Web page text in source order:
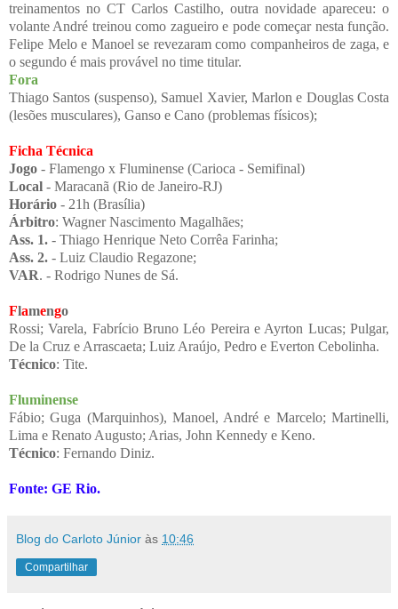
treinamentos no CT Carlos Castilho, outra novidade apareceu: o
volante André treinou como zagueiro e pode começar nesta função.
Felipe Melo e Manoel se revezaram como companheiros de zaga, e
o segundo é mais provável no time titular.
Fora
Thiago Santos (suspenso), Samuel Xavier, Marlon e Douglas Costa
(lesões musculares), Ganso e Cano (problemas físicos);
Ficha Técnica
Jogo - Flamengo x Fluminense (Carioca - Semifinal)
Local - Maracanã (Rio de Janeiro-RJ)
Horário - 21h (Brasília)
Árbitro: Wagner Nascimento Magalhães;
Ass. 1. - Thiago Henrique Neto Corrêa Farinha;
Ass. 2. - Luiz Claudio Regazone;
VAR. - Rodrigo Nunes de Sá.
Flamengo
Rossi; Varela, Fabrício Bruno Léo Pereira e Ayrton Lucas; Pulgar,
De la Cruz e Arrascaeta; Luiz Araújo, Pedro e Everton Cebolinha.
Técnico: Tite.
Fluminense
Fábio; Guga (Marquinhos), Manoel, André e Marcelo; Martinelli,
Lima e Renato Augusto; Arias, John Kennedy e Keno.
Técnico: Fernando Diniz.
Fonte: GE Rio.
Blog do Carloto Júnior às 10:46
Compartilhar